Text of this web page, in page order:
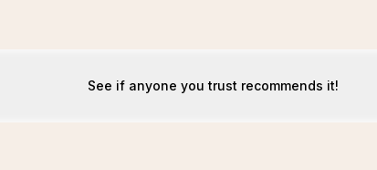
See if anyone you trust recommends it!